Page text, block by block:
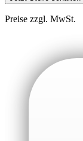
Preise zzgl. MwSt.